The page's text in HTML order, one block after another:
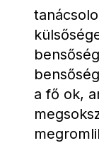
a fő ok,